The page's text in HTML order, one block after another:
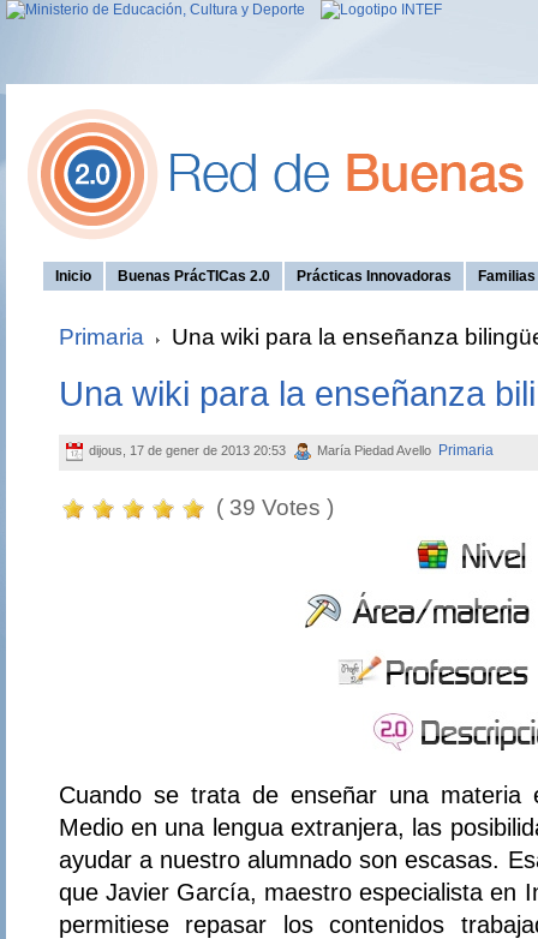
Inicio Buenas PrácTICas 2.0 Prácticas Innovadoras
Primaria Una wiki para la enseñanza
Una wiki para la enseñanza
dijous, 17 de gener de 2013 20:53 María Piedad Avello Primaria
( 39 Votes )
Cuando se trata de enseñar una materia
Medio en una lengua extranjera, las
ayudar a nuestro alumnado son escasas.
que Javier García, maestro especialista en
permitiese repasar los contenidos